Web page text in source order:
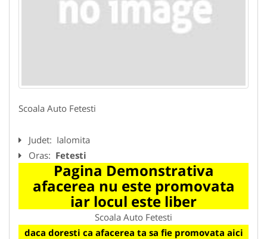
Scoala Auto Fetesti
Judet: Ialomita
Oras: Fetesti
Pagina Demonstrativa
afacerea nu este promovata
iar locul este liber
Scoala Auto Fetesti
daca doresti ca afacerea ta sa fie promovata aici